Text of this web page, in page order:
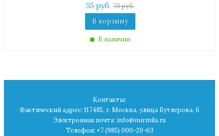
55 руб.70 руб.
В корзину
В наличии
Контакты:
Фактический адрес: 117485, г. Москва, улица Бутлерова, 6
Электронная почта: info@mirmila.ru
Телефон: +7 (985) 000-20-63